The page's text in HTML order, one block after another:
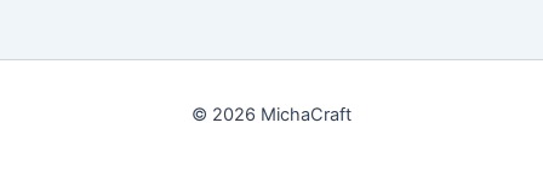
© 2026 MichaCraft